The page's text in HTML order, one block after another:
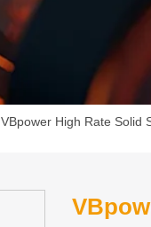
VBpower High Rate Solid